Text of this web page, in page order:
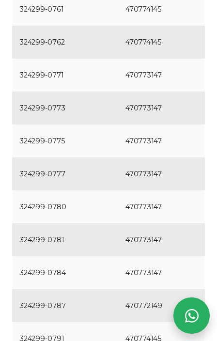
324299-0761 470774145
324299-0762 470774145
324299-0771 470773147
324299-0773 470773147
324299-0775 470773147
324299-0777 470773147
324299-0780 470773147
324299-0781 470773147
324299-0784 470773147
324299-0787 470772149
324299-0791 470774145